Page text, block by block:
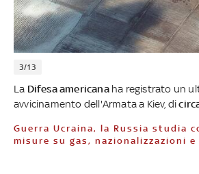
3/13
La Difesa americanaha registrato un
avvicinamento dell'Armata a Kiev, di
Guerra Ucraina, la Russia studia contro-sanzioni:
misure su gas, nazionalizzazioni e